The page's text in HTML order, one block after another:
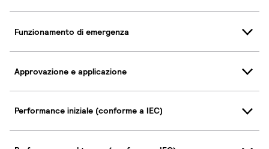
Funzionamento di emergenza
Approvazione e applicazione
Performance iniziale (conforme a IEC)